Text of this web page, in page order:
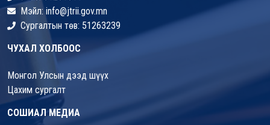
Мэйл: info@jtrii.gov.mn
Сургалтын төв: 51263239
ЧУХАЛ ХОЛБООС
Монгол Улсын дээд шүүх
Цахим сургалт
СОШИАЛ МЕДИА